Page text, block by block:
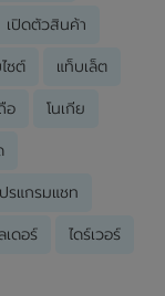
เปิดตัวสินค้า
ซต์ แท็บเล็ต
อ โนเกีย
ปรแกรมแชท
เดอร์ ไดร์เวอร์